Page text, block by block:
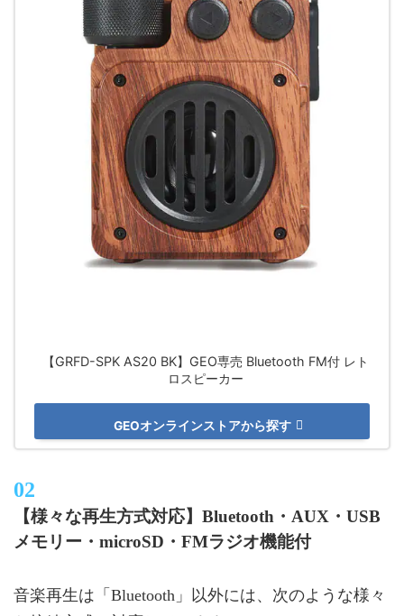
【GRFD-SPK AS20 BK】GEO専売 Bluetooth FM付 レト
ロスピーカー
GEOオンラインストアから探す
【様々な再生方式対応】Bluetooth・AUX・USB
メモリー・microSD・FMラジオ機能付
音楽再生は「Bluetooth」以外には、次のような様々